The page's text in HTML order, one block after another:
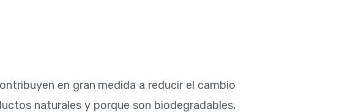
en gran medida a reducir el cambio
naturales y porque son biodegradables,